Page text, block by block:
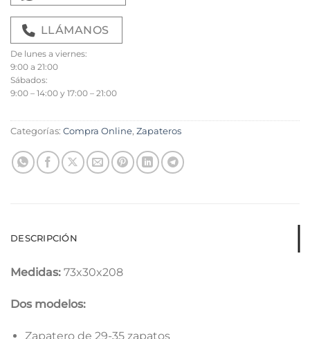
LLÁMANOS
De lunes a viernes:
9:00 a 21:00
Sábados:
9:00 – 14:00 y 17:00 – 21:00
Categorías: Compra Online, Zapateros
DESCRIPCIÓN
Medidas: 73x30x208
Dos modelos:
Zapatero de 29-35 zapatos